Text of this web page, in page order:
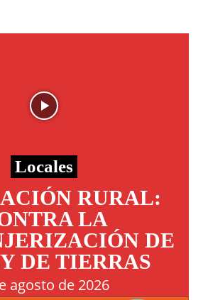
Locales
RURAL:
LA
DE
DE TIERRAS
agosto de 2026